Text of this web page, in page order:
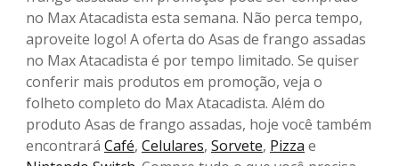
no Max Atacadista esta semana. Não perca tempo,
aproveite logo! A oferta do Asas de frango assadas
no Max Atacadista é por tempo limitado. Se quiser
conferir mais produtos em promoção, veja o
folheto completo do Max Atacadista. Além do
produto Asas de frango assadas, hoje você também
encontrará Café, Celulares, Sorvete, Pizza e